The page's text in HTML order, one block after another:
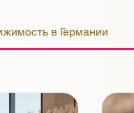
в Германии